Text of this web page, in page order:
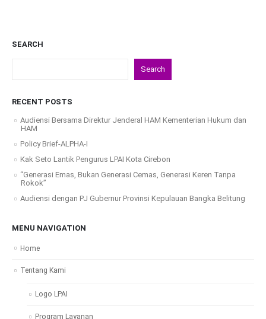
SEARCH
Search
RECENT POSTS
Audiensi Bersama Direktur Jenderal HAM Kementerian Hukum dan
HAM
Policy Brief-ALPHA-I
Kak Seto Lantik Pengurus LPAI Kota Cirebon
“Generasi Emas, Bukan Generasi Cemas, Generasi Keren Tanpa
Rokok”
Audiensi dengan PJ Gubernur Provinsi Kepulauan Bangka Belitung
MENU NAVIGATION
Home
Tentang Kami
Logo LPAI
Program Layanan